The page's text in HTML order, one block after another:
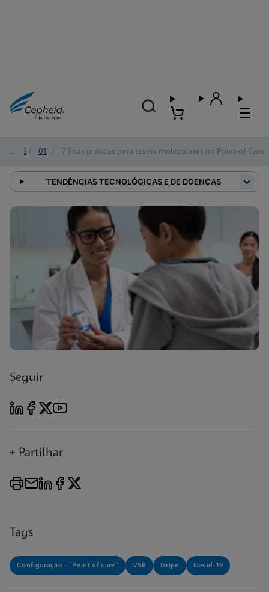
2025 / 01 / 7 Boas práticas para testes moleculares no Point-of-Care
TENDÊNCIAS TECNOLÓGICAS E DE DOENÇAS
Seguir
+ Partilhar
Tags
Configuração - "Point of care" VSR Gripe Covid-19